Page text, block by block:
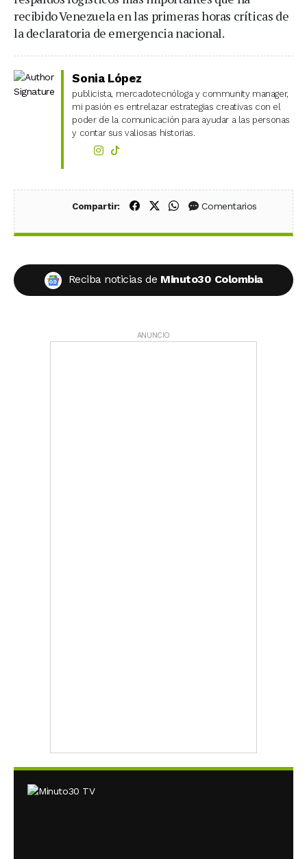
recibido Venezuela en las primeras horas críticas de
la declaratoria de emergencia nacional.
Sonia López
publicista, mercadotecnóloga y community manager,
mi pasión es entrelazar estrategias creativas con el
poder de la comunicación para ayudar a las personas
y contar sus valiosas historias.
Compartir: Compartir en Facebook
Compartir en X (Twitter)
Compartir en WhatsApp
Comentarios
Reciba noticias de Minuto30 Colombia
ANUNCIO